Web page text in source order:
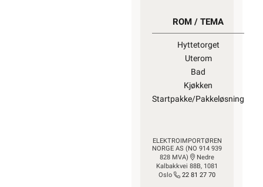
ROM / TEMA
Hyttetorget
Uterom
Bad
Kjøkken
Startpakke/Pakkeløsning
ELEKTROIMPORTØREN
NORGE AS (NO 914 939
828 MVA)
Nedre
Kalbakkvei 88B, 1081
Oslo
22 81 27 70